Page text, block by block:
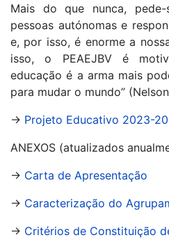
Mais do que nunca,
pessoas autónomas e
e, por isso, é enorme a
isso, o PEAEJBV é
educação é a arma mais
para mudar o mundo”
→ Projeto Educativo 2023-
ANEXOS (atualizados
→ Carta de Apresentação
→ Caracterização do
→ Critérios de Constituição